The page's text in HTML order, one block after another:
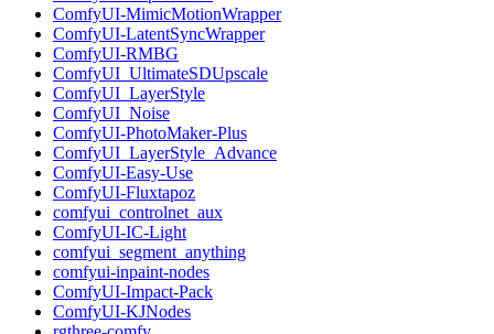
ComfyUI-MimicMotionWrapper
ComfyUI-LatentSyncWrapper
ComfyUI-RMBG
ComfyUI_UltimateSDUpscale
ComfyUI_LayerStyle
ComfyUI_Noise
ComfyUI-PhotoMaker-Plus
ComfyUI_LayerStyle_Advance
ComfyUI-Easy-Use
ComfyUI-Fluxtapoz
comfyui_controlnet_aux
ComfyUI-IC-Light
comfyui_segment_anything
comfyui-inpaint-nodes
ComfyUI-Impact-Pack
ComfyUI-KJNodes